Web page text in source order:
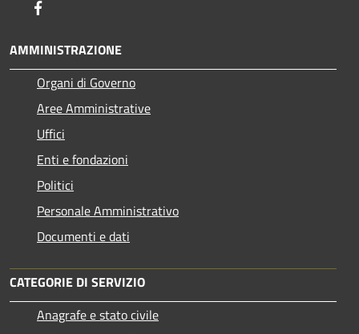
AMMINISTRAZIONE
Organi di Governo
Aree Amministrative
Uffici
Enti e fondazioni
Politici
Personale Amministrativo
Documenti e dati
CATEGORIE DI SERVIZIO
Anagrafe e stato civile